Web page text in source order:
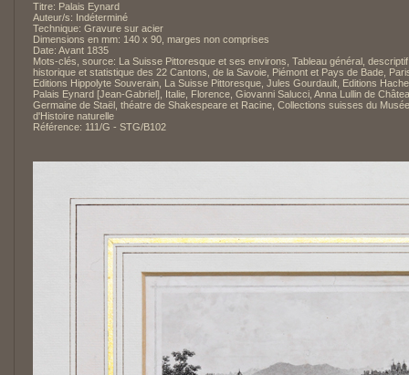
Titre: Palais Eynard
Auteur/s: Indéterminé
Technique: Gravure sur acier
Dimensions en mm: 140 x 90, marges non comprises
Date: Avant 1835
Mots-clés, source: La Suisse Pittoresque et ses environs, Tableau général,
historique et statistique des 22 Cantons, de la Savoie, Piémont et Pays de Bade,
Editions Hippolyte Souverain, La Suisse Pittoresque, Jules Gourdault, Editions
Palais Eynard [Jean-Gabriel], Italie, Florence, Giovanni Salucci, Anna Lullin de
Germaine de Staël, théatre de Shakespeare et Racine, Collections suisses du Musée
d'Histoire naturelle
Référence: 111/G - STG/B102